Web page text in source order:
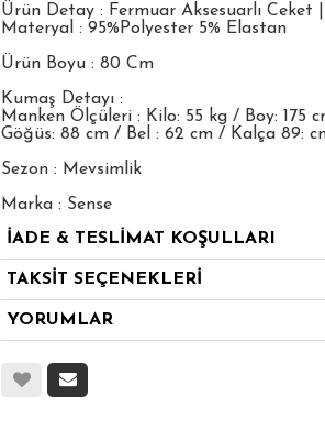
Ürün Detay : Fermuar Aksesuarlı Ceket |
Materyal : 95%Polyester 5% Elastan
Ürün Boyu : 80 Cm
Kumaş Detayı :
Manken Ölçüleri : Kilo: 55 kg / Boy: 175
Göğüs: 88 cm / Bel : 62 cm / Kalça 89:
Sezon : Mevsimlik
Marka : Sense
İADE & TESLİMAT KOŞULLARI
TAKSİT SEÇENEKLERİ
YORUMLAR